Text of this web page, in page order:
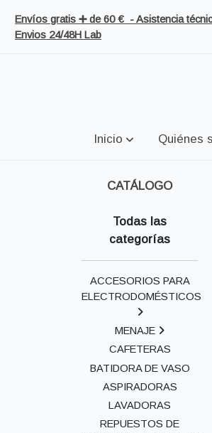
Envíos gratis ➕ de 60 € - Asistencia
Envios 24/48H Lab
Inicio Quiénes
CATÁLOGO
Todas las
categorías
ACCESORIOS PARA
ELECTRODOMÉSTICOS
MENAJE
CAFETERAS
BATIDORA DE VASO
ASPIRADORAS
LAVADORAS
REPUESTOS DE